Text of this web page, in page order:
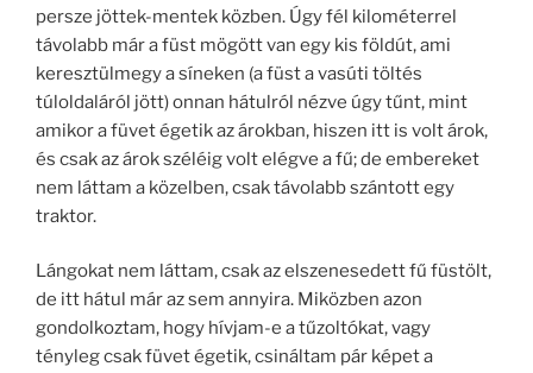
persze jöttek-mentek közben. Úgy fél kilométerrel
távolabb már a füst mögött van egy kis földút, ami
keresztülmegy a síneken (a füst a vasúti töltés
túloldaláról jött) onnan hátulról nézve úgy tűnt, mint
amikor a füvet égetik az árokban, hiszen itt is volt árok,
és csak az árok széléig volt elégve a fű; de embereket
nem láttam a közelben, csak távolabb szántott egy
traktor.
Lángokat nem láttam, csak az elszenesedett fű füstölt,
de itt hátul már az sem annyira. Miközben azon
gondolkoztam, hogy hívjam-e a tűzoltókat, vagy
tényleg csak füvet égetik, csináltam pár képet a